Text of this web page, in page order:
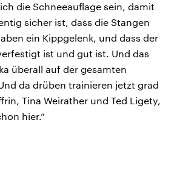
die Schneeauflage sein, damit
sicher ist, dass die Stangen
ein Kippgelenk, und dass der
ist und gut ist. Und das
überall auf der gesamten
da drüben trainieren jetzt grad
Tina Weirather und Ted Ligety,
hier.“